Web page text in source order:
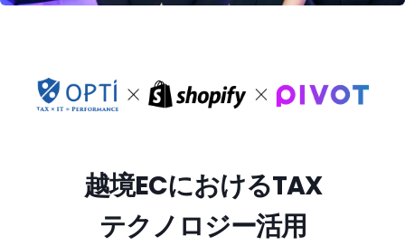
越境ECにおけるTAX
テクノロジー活用